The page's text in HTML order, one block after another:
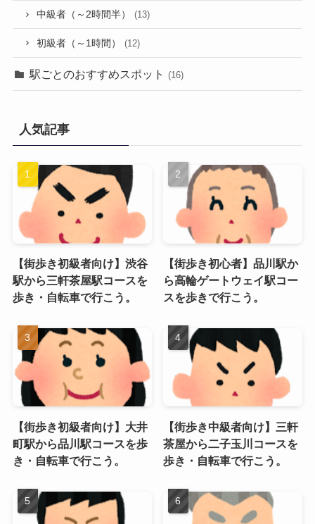
中級者（～2時間半） (13)
初級者（～1時間） (12)
駅ごとのおすすめスポット (16)
人気記事
【街歩き初級者向け】渋谷
駅から三軒茶屋駅コースを
歩き・自転車で行こう。
【街歩き初心者】品川駅か
ら高輪ゲートウェイ駅コー
スを歩きで行こう。
【街歩き初級者向け】大井
町駅から品川駅コースを歩
き・自転車で行こう。
【街歩き中級者向け】三軒
茶屋から二子玉川コースを
歩き・自転車で行こう。